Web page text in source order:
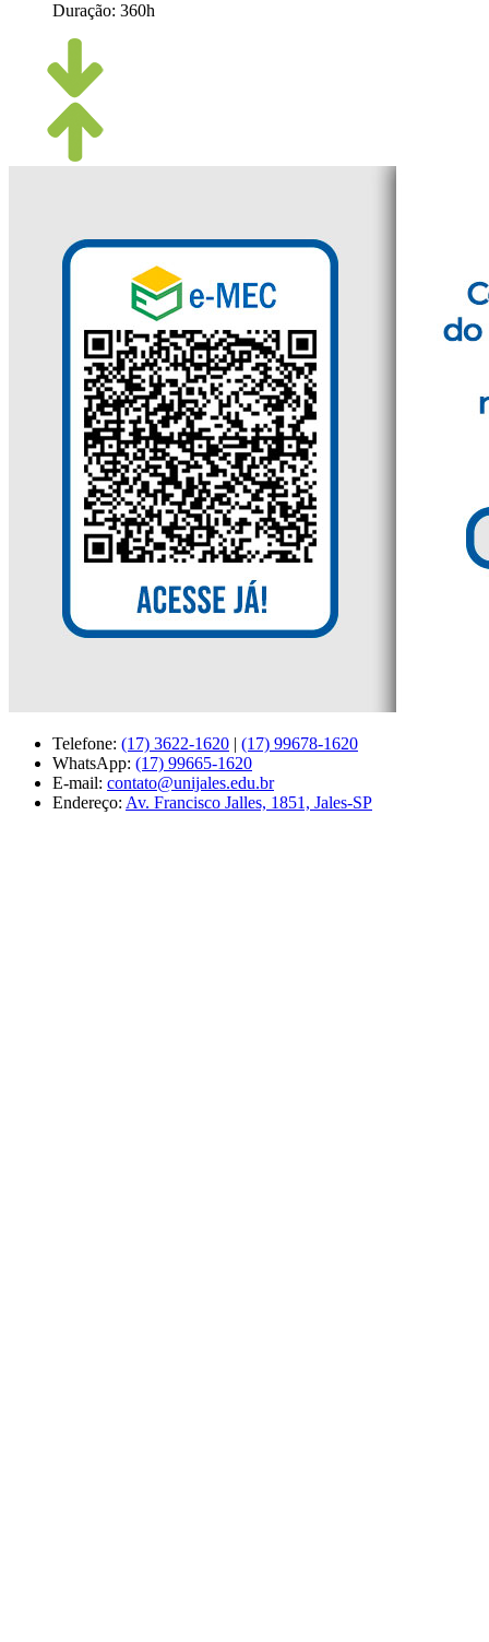
Duração: 360h
Telefone: (17) 3622-1620 | (17) 99678-1620
WhatsApp: (17) 99665-1620
E-mail: contato@unijales.edu.br
Endereço: Av. Francisco Jalles, 1851, Jales-SP